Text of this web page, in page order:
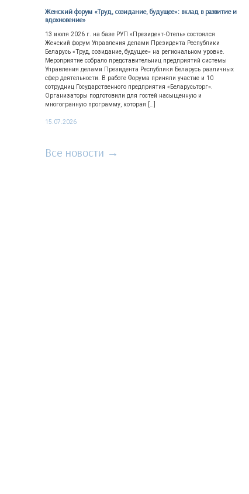
Женский форум «Труд, созидание, будущее»: вклад в развитие и
вдохновение»
13 июля 2026 г. на базе РУП «Президент-Отель» состоялся
Женский форум Управления делами Президента Республики
Беларусь «Труд, созидание, будущее» на региональном уровне.
Мероприятие собрало представительниц предприятий системы
Управления делами Президента Республики Беларусь различных
сфер деятельности. В работе Форума приняли участие и 10
сотрудниц Государственного предприятия «Беларусьторг».
Организаторы подготовили для гостей насыщенную и
многогранную программу, которая […]
15.07.2026
Все новости →